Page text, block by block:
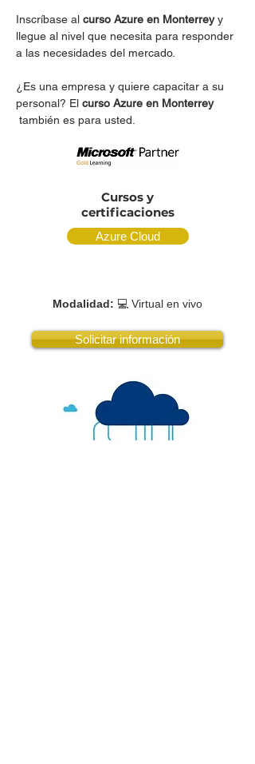
Inscríbase al curso Azure en Monterreyy
llegue al nivel que necesita para responder
a las necesidades del mercado.
¿Es una empresa y quiere capacitar a su
personal? El curso Azure en Monterrey
también es para usted.
Cursos y
certificaciones
Azure Cloud
Modalidad: 💻 Virtual en vivo
Solicitar información